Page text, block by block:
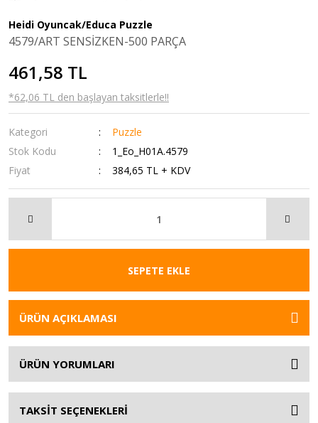
Heidi Oyuncak/Educa Puzzle
4579/ART SENSİZKEN-500 PARÇA
461,58 TL
*62,06 TL den başlayan taksitlerle!!
Kategori
Puzzle
Stok Kodu
1_Eo_H01A.4579
Fiyat
384,65 TL + KDV
SEPETE EKLE
ÜRÜN AÇIKLAMASI
ÜRÜN YORUMLARI
TAKSİT SEÇENEKLERİ